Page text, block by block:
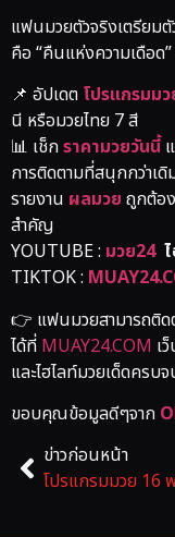
แฟนมวยตัวจริงเตรียม
คือ “คืนแห่งความเดือด
📌 อัปเดต โปรแกรมม
นี หรือมวยไทย 7 สี
📊 เช็กราคามวยวันนี้แ
การติดตามที่สนุกกว่าเดิ
รายงาน ผลมวย ถูกต้อ
สำคัญ
YOUTUBE : มวย24ไ
TIKTOK :
👉 แฟนมวยสามารถติ
ได้ที่ MUAY24.COM เ
และไฮไลท์มวยเด็ดครบ
ขอบคุณข้อมูลดีๆจาก
ข่าวก่อนหน้า
ข่าวถัดไปโปรแก